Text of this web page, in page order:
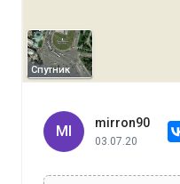
Спутник
MI
mirron90
03.07.20